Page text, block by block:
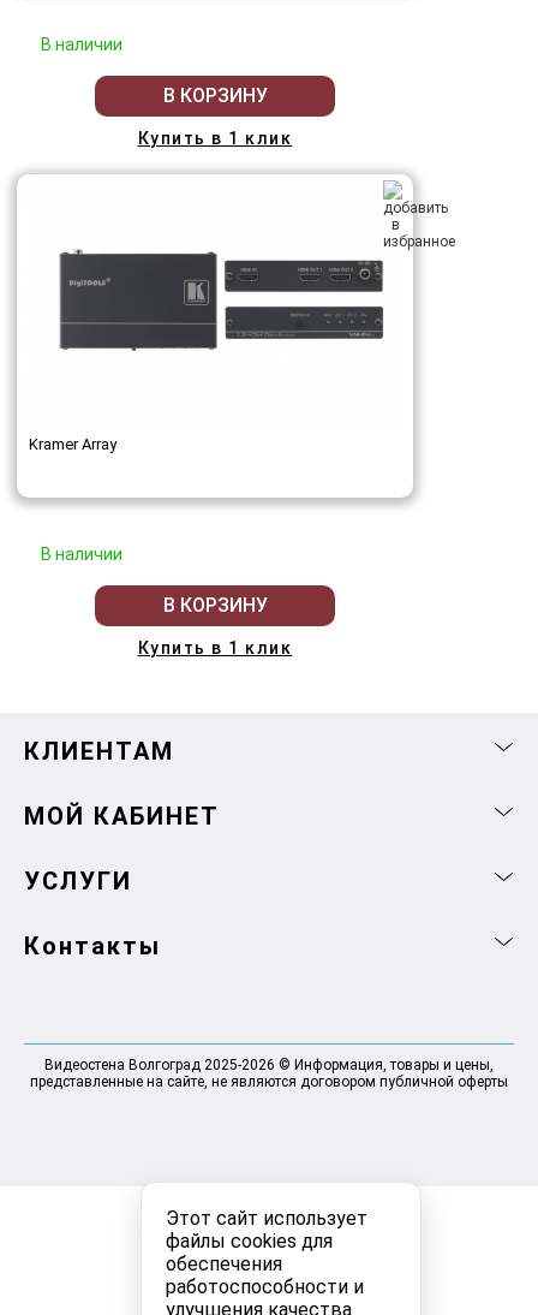
Этот сайт использует
файлы cookies для
обеспечения
работоспособности и
улучшения качества
В наличии
В КОРЗИНУ
Купить в 1 клик
Kramer Array
В наличии
В КОРЗИНУ
Купить в 1 клик
КЛИЕНТАМ
МОЙ КАБИНЕТ
УСЛУГИ
Контакты
Видеостена Волгоград 2025-2026 © Информация, товары и цены,
представленные на сайте, не являются договором публичной оферты